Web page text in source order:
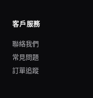
客戶服務
聯絡我們
常見問題
訂單追蹤